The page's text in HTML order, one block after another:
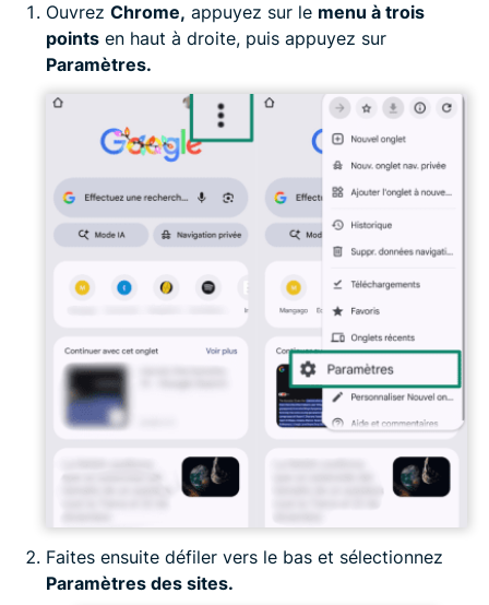
Ouvrez Chrome, appuyez sur le menu à trois
points en haut à droite, puis appuyez sur
Paramètres.
Faites ensuite défiler vers le bas et sélectionnez
Paramètres des sites.